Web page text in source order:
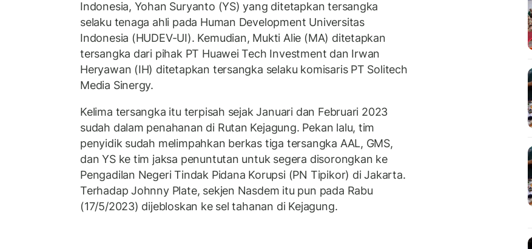
Indonesia, Yohan Suryanto (YS) yang ditetapkan tersangka
selaku tenaga ahli pada Human Development Universitas
Indonesia (HUDEV-UI). Kemudian, Mukti Alie (MA) ditetapkan
tersangka dari pihak PT Huawei Tech Investment dan Irwan
Heryawan (IH) ditetapkan tersangka selaku komisaris PT Solitech
Media Sinergy.
Kelima tersangka itu terpisah sejak Januari dan Februari 2023
sudah dalam penahanan di Rutan Kejagung. Pekan lalu, tim
penyidik sudah melimpahkan berkas tiga tersangka AAL, GMS,
dan YS ke tim jaksa penuntutan untuk segera disorongkan ke
Pengadilan Negeri Tindak Pidana Korupsi (PN Tipikor) di Jakarta.
Terhadap Johnny Plate, sekjen Nasdem itu pun pada Rabu
(17/5/2023) dijebloskan ke sel tahanan di Kejagung.